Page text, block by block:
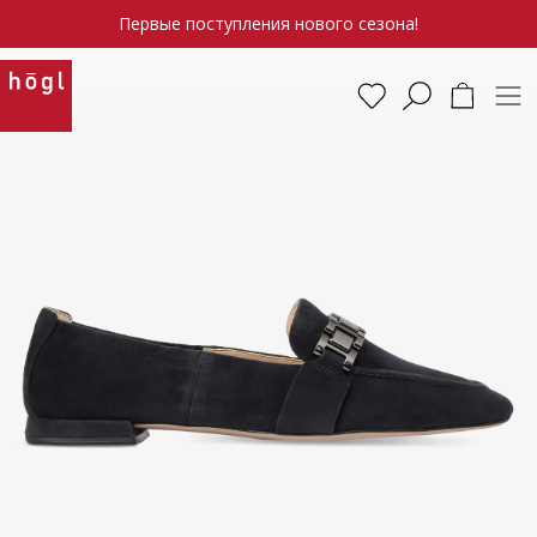
Первые поступления нового сезона!